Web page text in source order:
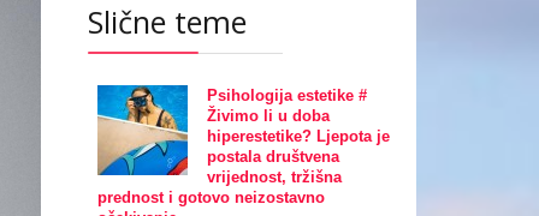
Slične teme
Psihologija estetike #
Živimo li u doba
hiperestetike? Ljepota je
postala društvena
vrijednost, tržišna
prednost i gotovo neizostavno